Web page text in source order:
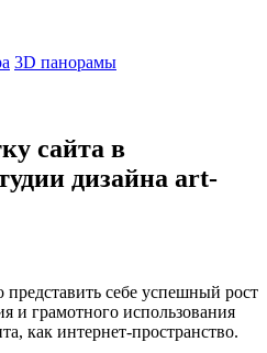
3D панорамы
сайта в
дизайна art-
себе успешный рост
и грамотного использования
как интернет-пространство.